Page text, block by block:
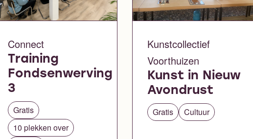
Connect
Training
Fondsenwerving
3
Gratis
10 plekken over
Kunstcollectief
Voorthuizen
Kunst in Nieuw
Avondrust
Gratis Cultuur